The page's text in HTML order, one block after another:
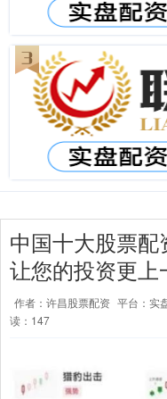
中国十大股票配
让您的投资更上
作者：许昌股票配资 平台：实
读：147